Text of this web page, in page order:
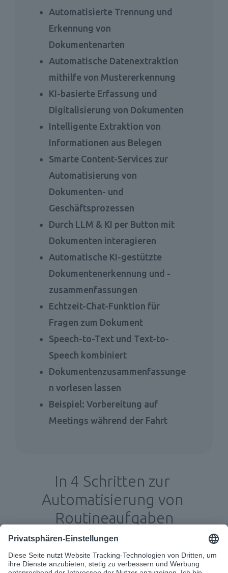
Automatisierte Trennung und
Erkennung von
Dokumentenarten
Automatische Datenextraktion
mithilfe von Mustererkennung
KI-basierte Erfassung und
Digitalisierung von Dokumenten
Intelligente Extraktion von
Informationen aus Belegen
Smarte Content-Services zur
Automatisierung von
Dokumenten- und
Geschäftsprozessen
Durch LLM & KI per Button mit
Dokumenten interagieren
Automatische KI-gestützte
Dokumentenerkennung und -
zusammenfassungen
Echtzeit-Chat-Funktion für
Fragen zum Dokument
Speech-to-Text und Text-to-
Speech kombiniert
Dokumentenzusammenfassunge
n vorlesen lassen
Beispiel: Vorbereitung auf
Meetings während der Fahrt
In 4 Schritten zur
Automatisierung von
Routineaufgaben